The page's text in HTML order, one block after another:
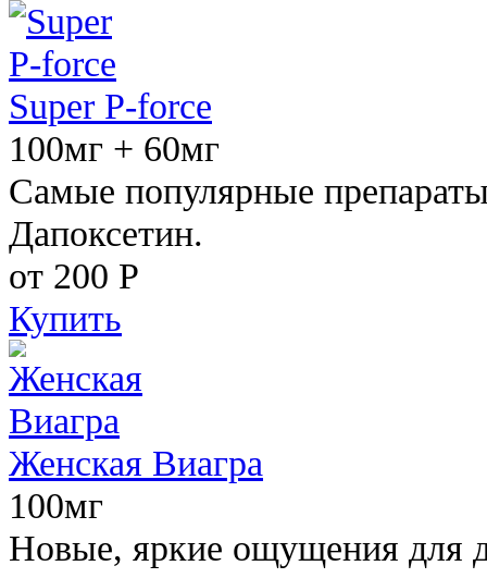
Super P-force
100мг + 60мг
Самые популярные
Дапоксетин.
от 200 Р
Купить
Женская Виагра
100мг
Новые, яркие ощущения для